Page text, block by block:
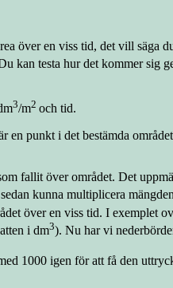
över en viss tid, det vill säga
kan testa hur det kommer sig
3/m2 och tid.
punkt i det bestämda
fallit över området. Det
kunna multiplicera
över en viss tid. I exemplet
i dm3). Nu har vi
1000 igen för att få den